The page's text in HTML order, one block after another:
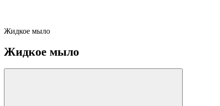
Жидкое мыло
Жидкое мыло